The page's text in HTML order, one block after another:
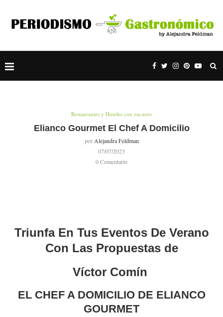
Restaurantes y Hoteles con encanto
Elianco Gourmet El Chef A Domicilio
por Alejandra Feldman
07/07/2023
0 Comentario
Triunfa En Tus Eventos De Verano
Con Las Propuestas de
Víctor Comín
EL CHEF A DOMICILIO DE ELIANCO
GOURMET